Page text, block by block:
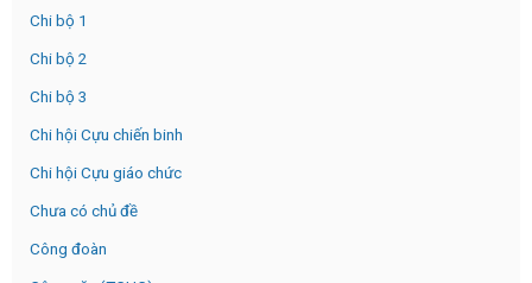
Chi bộ 1
Chi bộ 2
Chi bộ 3
Chi hội Cựu chiến binh
Chi hội Cựu giáo chức
Chưa có chủ đề
Công đoàn